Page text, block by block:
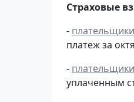
Страховые
- плательщики
платеж за
- плательщики
уплаченным